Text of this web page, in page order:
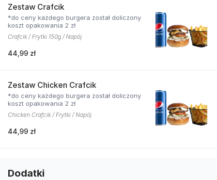
Zestaw Crafcik
*do ceny każdego burgera został doliczony
koszt opakowania 2 zł
Crafcik / Frytki 150g / Napój
44,99 zł
Zestaw Chicken Crafcik
*do ceny każdego burgera został doliczony
koszt opakowania 2 zł
Chicken Crafcik / Frytki / Napój
44,99 zł
Dodatki